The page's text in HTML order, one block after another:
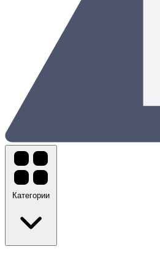
Категории